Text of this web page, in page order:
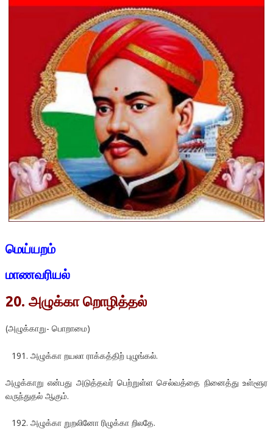
மெய்யறம்
மாணவரியல்
20. அழுக்கா றொழித்தல்
(அழுக்காறு- பொறாமை)
அழுக்கா றயலா ராக்கத்திற் புழுங்கல்.
அழுக்காறு என்பது அடுத்தவர் பெற்றுள்ள செல்வத்தை நினைத்து உள்ளூர
வருந்துதல் ஆகும்.
அழுக்கா றுறலினோ ரிழுக்கா றிலதே.